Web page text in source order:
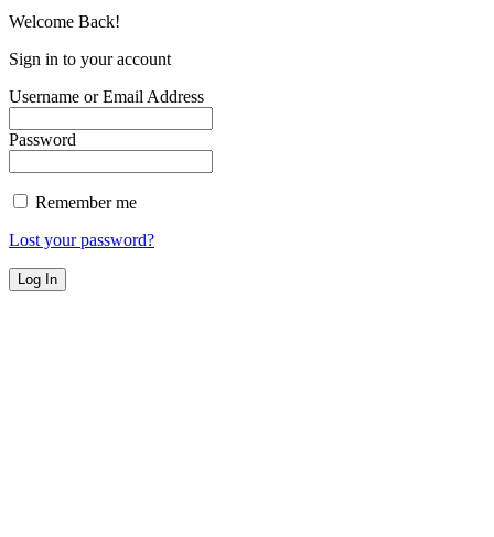
Welcome Back!
Sign in to your account
Username or Email Address
Password
Remember me
Lost your password?